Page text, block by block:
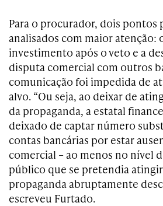
Para o procurador, dois pontos
analisados com maior atenção:
investimento após o veto e a
disputa comercial com outros
comunicação foi impedida de
alvo. “Ou seja, ao deixar de
da propaganda, a estatal
deixado de captar número
contas bancárias por estar
comercial – ao menos no nível
público que se pretendia
propaganda abruptamente
escreveu Furtado.